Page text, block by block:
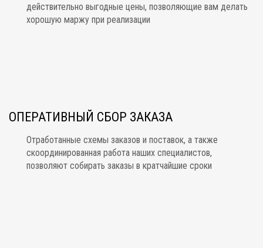
действительно выгодные цены, позволяющие вам делать
хорошую маржу при реализации
ОПЕРАТИВНЫЙ СБОР ЗАКАЗА
Отработанные схемы заказов и поставок, а также
скоординированная работа наших специалистов,
позволяют собирать заказы в кратчайшие сроки